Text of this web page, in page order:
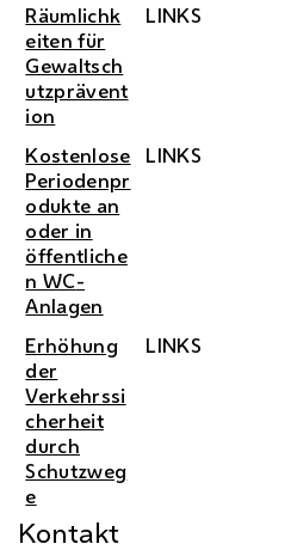
Räumlichk
eiten für
Gewaltsch
utzprävent
ion
LINKS
Kostenlose
Periodenpr
odukte an
oder in
öffentliche
nWC-
Anlagen
LINKS
Erhöhung
der
Verkehrssi
cherheit
durch
Schutzweg
e
LINKS
Kontakt